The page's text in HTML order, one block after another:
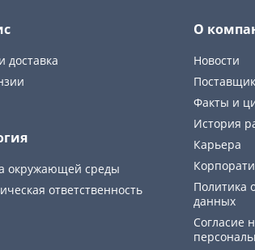
доставка
окружающей среды
ответственность
О
Новости
Факты и
История
Карьера
Политика
данных
Cогласие